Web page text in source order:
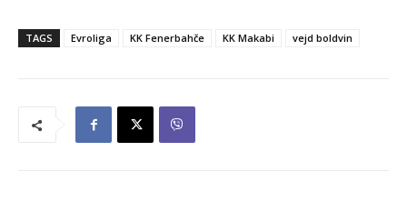
TAGS Evroliga KK Fenerbahče KK Makabi vejd boldvin